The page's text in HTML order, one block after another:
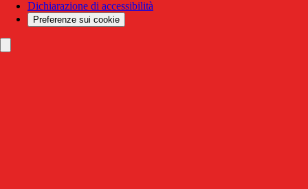
Dichiarazione di accessibilità
Preferenze sui cookie